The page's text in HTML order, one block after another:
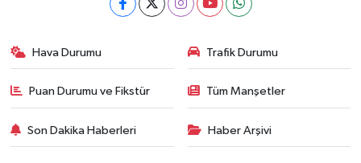
Hava Durumu Trafik Durumu
Puan Durumu ve Fikstür Tüm Manşetler
Son Dakika Haberleri Haber Arşivi